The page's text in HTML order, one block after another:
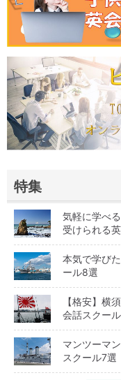
特集
気軽に学べ
受けられる
本気で学び
ール8選
【格安】横
会話スクー
マンツーマ
スクール7選